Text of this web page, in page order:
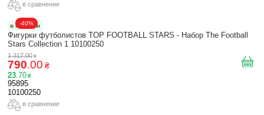
в сравнение
-40%
в наличии
Фигурки футболистов TOP FOOTBALL STARS - Набор The Football
Stars Collection 1 10100250
1 317.00 ₴
790.00 ₴
23. 70 ₴
95895
10100250
в сравнение